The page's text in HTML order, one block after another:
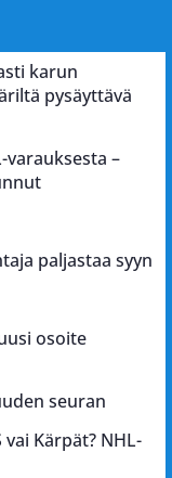
karun
pysäyttävä
varauksesta –
paljastaa syyn
osoite
seuran
vai Kärpät? NHL-